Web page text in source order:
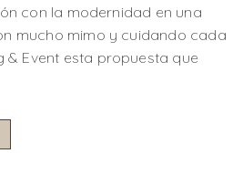
con la modernidad en una
mucho mimo y cuidando cada
& Event esta propuesta que